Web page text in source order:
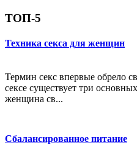
ТОП-5
Техника секса для женщин
Термин секс впервые обрело
сексе существует три
женщина св...
Сбалансированное питание